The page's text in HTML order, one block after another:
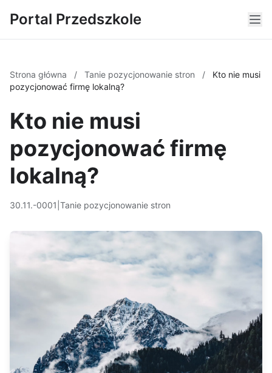
Portal Przedszkole
Strona główna / Tanie pozycjonowanie stron /
Kto nie musi
pozycjonować firmę lokalną?
Kto nie musi
pozycjonować firmę
lokalną?
30.11.-0001 Tanie pozycjonowanie stron